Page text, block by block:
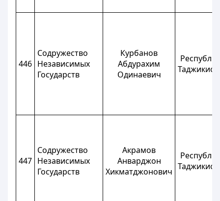
446
Содружество
Независимых
Государств
Курбанов
Абдурахим
Одинаевич
447
Содружество
Независимых
Государств
Акрамов
Анварджон
Хикматджонович